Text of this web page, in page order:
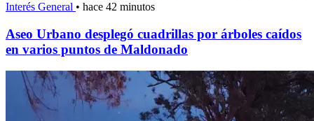
Interés General • hace 42 minutos
Aseo Urbano desplegó cuadrillas por árboles caídos
en varios puntos de Maldonado